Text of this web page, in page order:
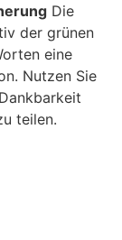
Die
der grünen
eine
Nutzen Sie
teilen.